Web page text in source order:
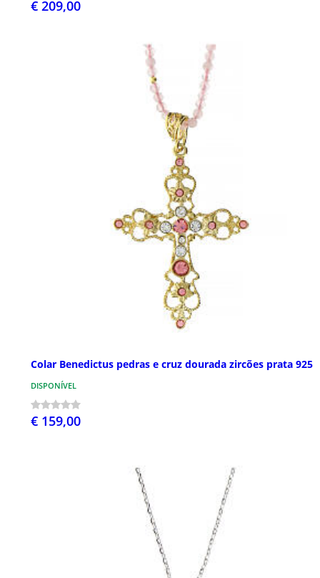
€ 209,00
Colar Benedictus pedras e cruz dourada zircões prata 925
DISPONÍVEL
€ 159,00